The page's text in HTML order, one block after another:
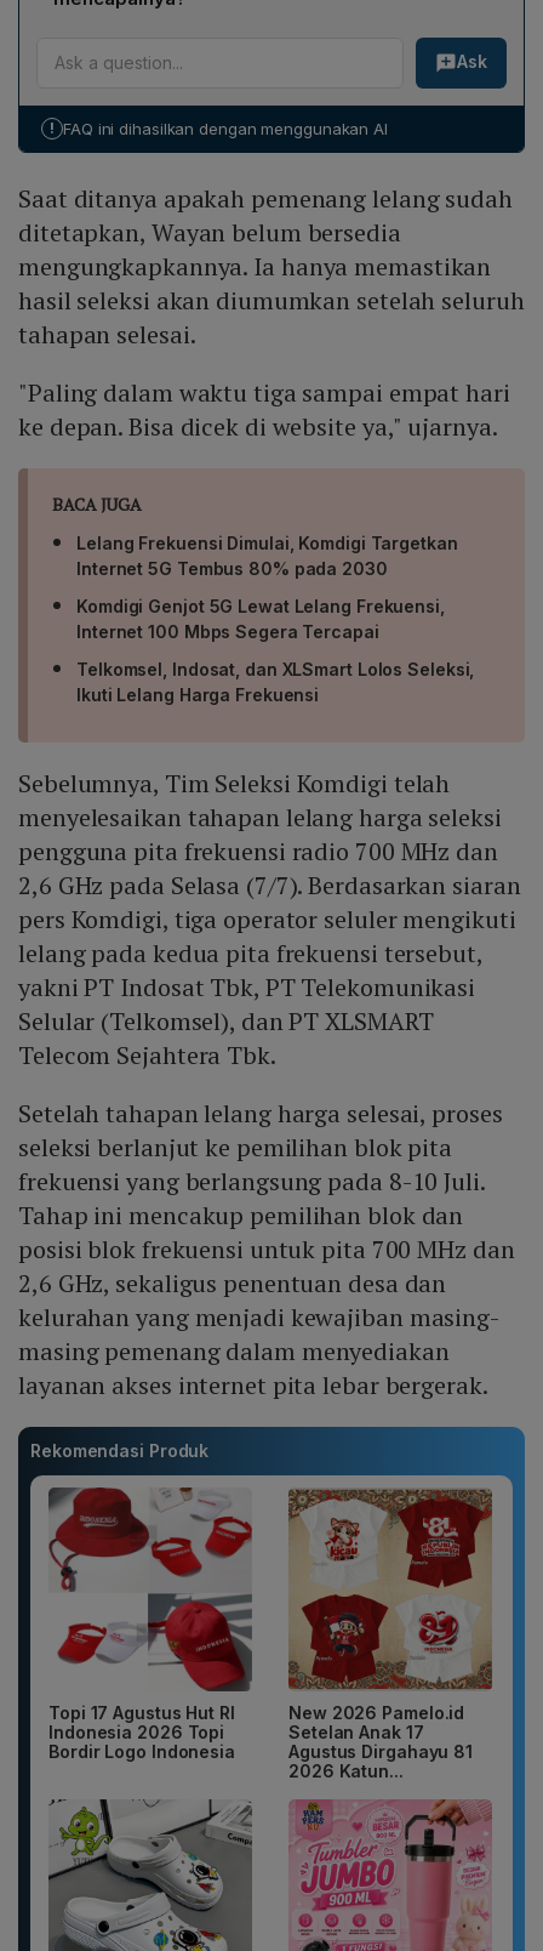
Target pemerintah adalah mencapai cakupan 5G
sebesar 80 % pada tahun 2030. Penambahan spektrum
700 MHz dan 2,6 GHz menjadi fondasi penting untuk
mempercepat implementasi 5G, serta meningkatkan
wilayah Indonesia, termasuk desa dan kelurahan yang
belum optimal.
Ask
! FAQ ini dihasilkan dengan menggunakan AI
Saat ditanya apakah pemenang lelang sudah
ditetapkan, Wayan belum bersedia
mengungkapkannya. Ia hanya memastikan
hasil seleksi akan diumumkan setelah seluruh
tahapan selesai.
"Paling dalam waktu tiga sampai empat hari
ke depan. Bisa dicek di website ya," ujarnya.
BACA JUGA
Lelang Frekuensi Dimulai, Komdigi Targetkan
Internet 5G Tembus 80% pada 2030
Komdigi Genjot 5G Lewat Lelang Frekuensi,
Internet 100 Mbps Segera Tercapai
Telkomsel, Indosat, dan XLSmart Lolos Seleksi,
Ikuti Lelang Harga Frekuensi
Sebelumnya, Tim Seleksi Komdigi telah
menyelesaikan tahapan lelang harga seleksi
pengguna pita frekuensi radio 700 MHz dan
2,6 GHz pada Selasa (7/7). Berdasarkan siaran
pers Komdigi, tiga operator seluler mengikuti
lelang pada kedua pita frekuensi tersebut,
yakni PT Indosat Tbk, PT Telekomunikasi
Selular (Telkomsel), dan PT XLSMART
Telecom Sejahtera Tbk.
Setelah tahapan lelang harga selesai, proses
seleksi berlanjut ke pemilihan blok pita
frekuensi yang berlangsung pada 8-10 Juli.
Tahap ini mencakup pemilihan blok dan
posisi blok frekuensi untuk pita 700 MHz dan
2,6 GHz, sekaligus penentuan desa dan
kelurahan yang menjadi kewajiban masing-
masing pemenang dalam menyediakan
layanan akses internet pita lebar bergerak.
Rekomendasi Produk
Topi 17 Agustus Hut RI
Indonesia 2026 Topi
Bordir Logo Indonesia
New 2026 Pamelo.id
Setelan Anak 17
Agustus Dirgahayu 81
2026 Katun...